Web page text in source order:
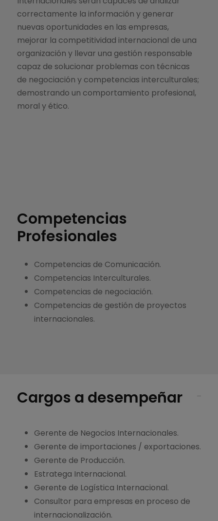
correctamente la información y generar
nuevas oportunidades en las empresas,
mejorar la competitividad internacional de una
organización y llevar una gestión responsable
capaz de solucionar problemas con técnicas
de negociación y competencias interculturales;
demostrando un comportamiento profesional,
moral y ético.
Competencias
Profesionales
Competencias de Comunicación.
Competencias Interculturales.
Competencias de negociación.
Competencias de gestión de proyectos
internacionales.
Cargos a desempeñar
Gerente de Negocios Internacionales.
Gerente de importaciones / exportaciones.
Gerente de Producción.
Estratega Internacional.
Gerente de Logística Internacional.
Consultor para empresas en proceso de
internacionalización.